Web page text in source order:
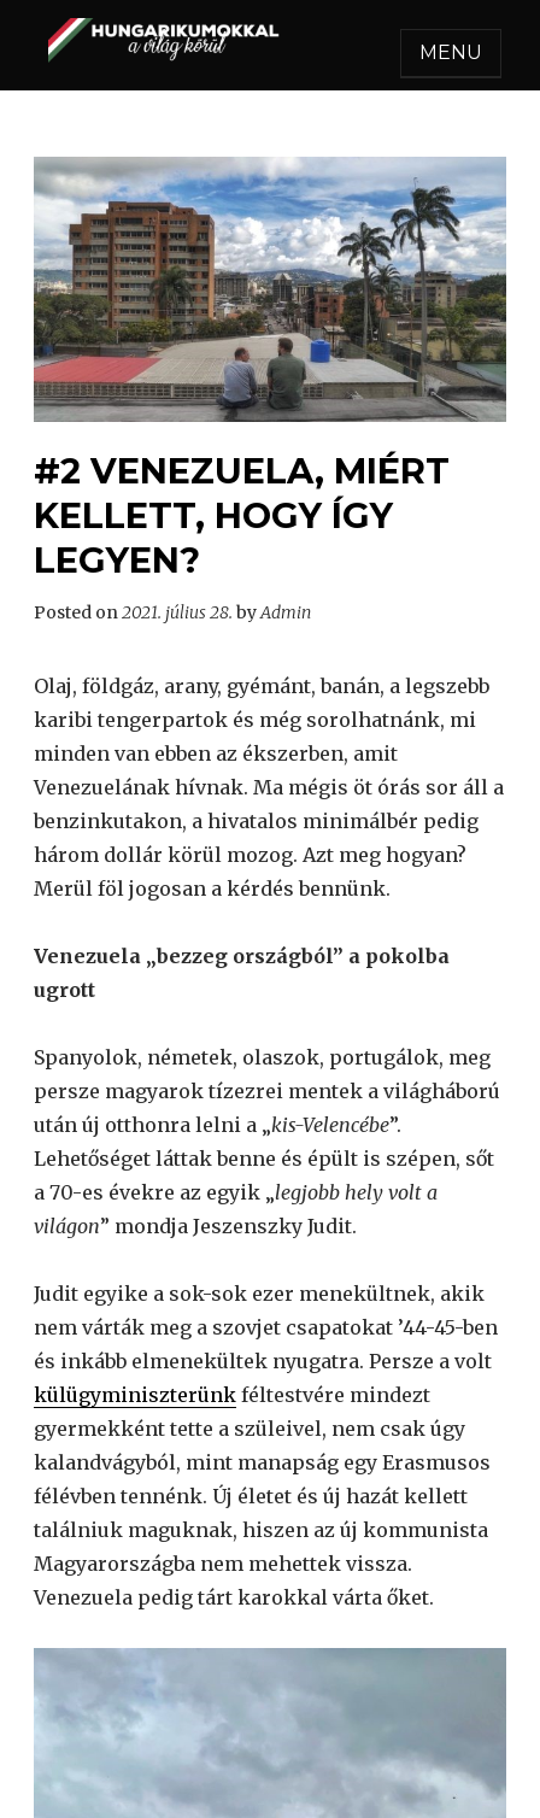
HUNGARIKUMOKKAL A
Egy felejthetetlen utazás.
MENU
#2 VENEZUELA, MIÉRT
KELLETT, HOGY ÍGY
LEGYEN?
Posted on2021. július 28. byAdmin
Olaj, földgáz, arany, gyémánt, banán, a legszebb
karibi tengerpartok és még sorolhatnánk, mi
minden van ebben az ékszerben, amit
Venezuelának hívnak. Ma mégis öt órás sor áll a
benzinkutakon, a hivatalos minimálbér pedig
három dollár körül mozog. Azt meg hogyan?
Merül föl jogosan a kérdés bennünk.
Venezuela „bezzeg országból” a pokolba
ugrott
Spanyolok, németek, olaszok, portugálok, meg
persze magyarok tízezrei mentek a világháború
után új otthonra lelni a „kis-Velencébe”.
Lehetőséget láttak benne és épült is szépen, sőt
a 70-es évekre az egyik „legjobb hely volt a
világon” mondja Jeszenszky Judit.
Judit egyike a sok-sok ezer menekültnek, akik
nem várták meg a szovjet csapatokat ’44-45-ben
és inkább elmenekültek nyugatra. Persze a volt
külügyminiszterünk féltestvére mindezt
gyermekként tette a szüleivel, nem csak úgy
kalandvágyból, mint manapság egy Erasmusos
félévben tennénk. Új életet és új hazát kellett
találniuk maguknak, hiszen az új kommunista
Magyarországba nem mehettek vissza.
Venezuela pedig tárt karokkal várta őket.